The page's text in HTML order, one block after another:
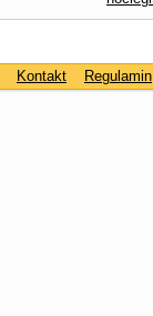
Kontakt Regulamin